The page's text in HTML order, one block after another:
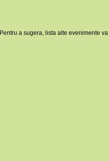
Pentru a sugera, lista alte evenimente